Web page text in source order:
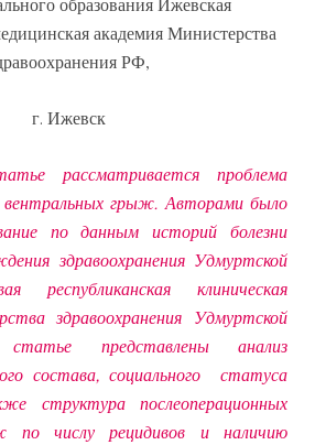
образования Ижевская
академия Министерства
РФ,
г. Ижевск
рассматривается проблема
вентральных грыж. Авторами было
по данным историй болезни
здравоохранения Удмуртской
республиканская клиническая
здравоохранения Удмуртской
представлены анализ
состава, социального статуса
структура послеоперационных
по числу рецидивов и наличию